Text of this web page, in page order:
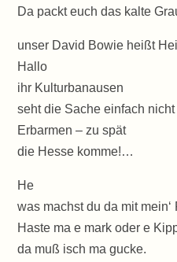
Da packt euch das kalte
unser David Bowie heißt
Hallo
ihr Kulturbanausen
seht die Sache einfach nicht
Erbarmen – zu spät
die Hesse komme!…
He
was machst du da mit
Haste ma e mark oder e
da muß isch ma gucke.